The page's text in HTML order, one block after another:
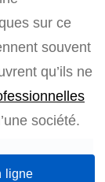
sur ce
souvent
qu’ils ne
société.
ligne